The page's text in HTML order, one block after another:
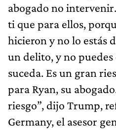
abogado no
ti que para ellos,
hicieron y no lo estás
un delito, y no puedes
suceda. Es un gran
para Ryan, su
riesgo”, dijo Trump,
Germany, el asesor